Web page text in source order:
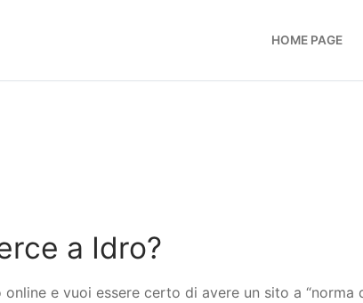
HOME PAGE
a Idro?
e vuoi essere certo di avere un sito a “norma